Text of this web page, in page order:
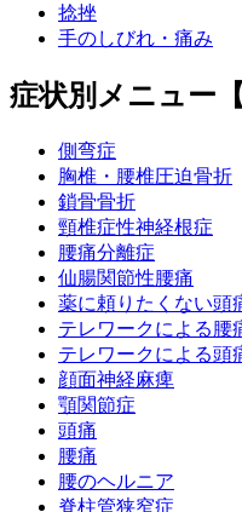
捻挫
手のしびれ・痛み
症状別メニュー
側弯症
胸椎・腰椎圧迫骨折
鎖骨骨折
頸椎症性神経根症
腰痛分離症
仙腸関節性腰痛
薬に頼りたくない頭
テレワークによる腰
テレワークによる頭
顔面神経麻痺
顎関節症
頭痛
腰痛
腰のヘルニア
脊柱管狭窄症